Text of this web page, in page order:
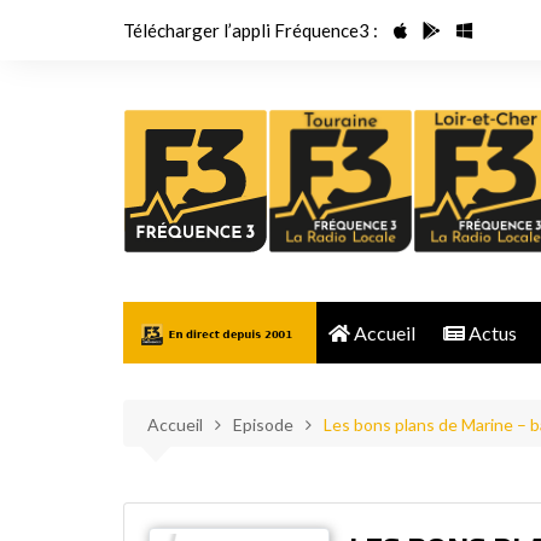
Télécharger l’appli Fréquence3 :
Accueil Actus
Accueil Episode Les bons plans de Marine –